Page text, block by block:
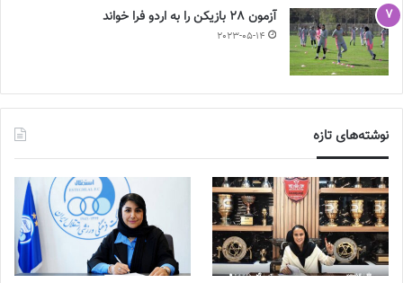
آزمون 28 بازیکن را به اردو فرا خواند
2023-05-14
نوشته‌های تازه